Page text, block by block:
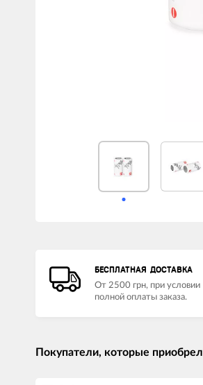
БЕСПЛАТНАЯ ДОСТАВКА
От 2500 грн, при условии
полной оплаты заказа.
Покупатели, которые